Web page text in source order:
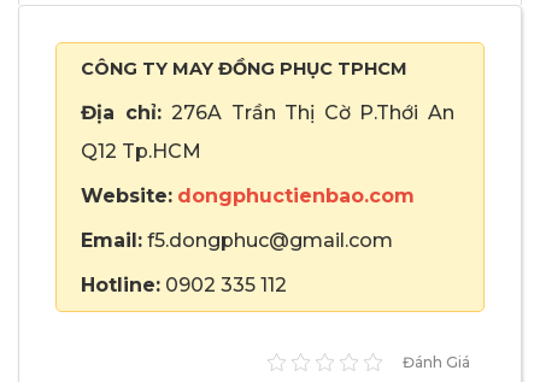
CÔNG TY MAY ĐỒNG PHỤC TPHCM
Địa chỉ:276A Trần Thị Cờ P.Thới An
Q12 Tp.HCM
Website: dongphuctienbao.com
Email: f5.dongphuc@gmail.com
Hotline: 0902 335 112
Đánh Giá